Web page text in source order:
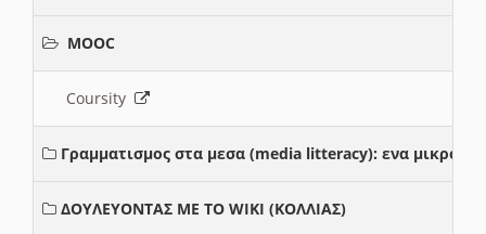
MOOC
Coursity
Γραμματισμος στα μεσα (media litteracy): ενα μικρο
ΔΟΥΛΕΥΟΝΤΑΣ ΜΕ ΤΟ WIKI (ΚΟΛΛΙΑΣ)